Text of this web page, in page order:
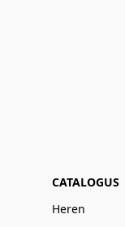
CATALOGUS
Heren